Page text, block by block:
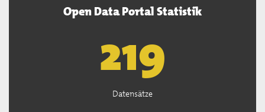
Open Data Portal Statistik
221
Datensätze